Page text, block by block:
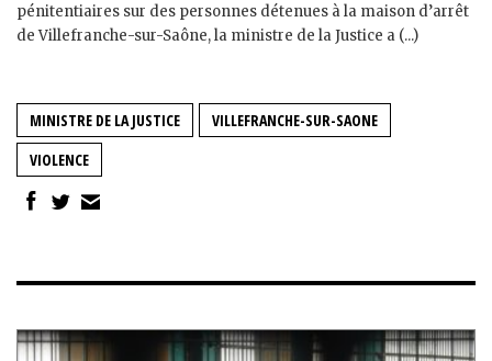
pénitentiaires sur des personnes détenues à la maison d’arrêt
de Villefranche-sur-Saône, la ministre de la Justice a (...)
MINISTRE DE LA JUSTICE
VILLEFRANCHE-SUR-SAONE
VIOLENCE